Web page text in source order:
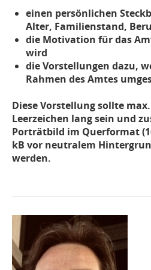
einen persönlichen
Alter, Familienstand,
die Motivation für das
wird
die Vorstellungen dazu,
Rahmen des Amtes
Diese Vorstellung sollte
Leerzeichen lang sein und
Porträtbild im Querformat
kB vor neutralem
werden.